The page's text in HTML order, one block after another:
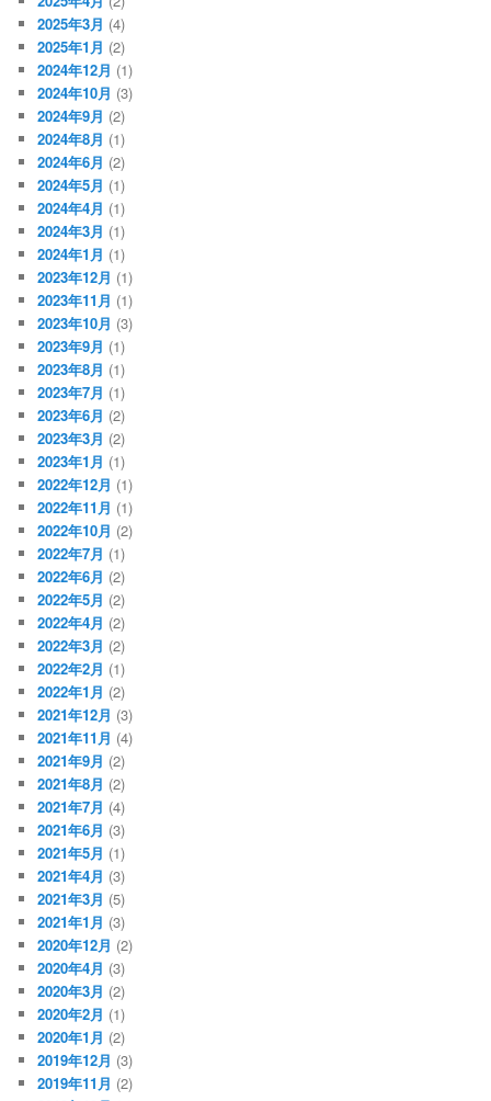
2025年3月 (4)
2025年1月 (2)
2024年12月 (1)
2024年10月 (3)
2024年9月 (2)
2024年8月 (1)
2024年6月 (2)
2024年5月 (1)
2024年4月 (1)
2024年3月 (1)
2024年1月 (1)
2023年12月 (1)
2023年11月 (1)
2023年10月 (3)
2023年9月 (1)
2023年8月 (1)
2023年7月 (1)
2023年6月 (2)
2023年3月 (2)
2023年1月 (1)
2022年12月 (1)
2022年11月 (1)
2022年10月 (2)
2022年7月 (1)
2022年6月 (2)
2022年5月 (2)
2022年4月 (2)
2022年3月 (2)
2022年2月 (1)
2022年1月 (2)
2021年12月 (3)
2021年11月 (4)
2021年9月 (2)
2021年8月 (2)
2021年7月 (4)
2021年6月 (3)
2021年5月 (1)
2021年4月 (3)
2021年3月 (5)
2021年1月 (3)
2020年12月 (2)
2020年4月 (3)
2020年3月 (2)
2020年2月 (1)
2020年1月 (2)
2019年12月 (3)
2019年11月 (2)